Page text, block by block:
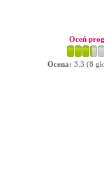
Oceń
Ocena: 3.3 (8